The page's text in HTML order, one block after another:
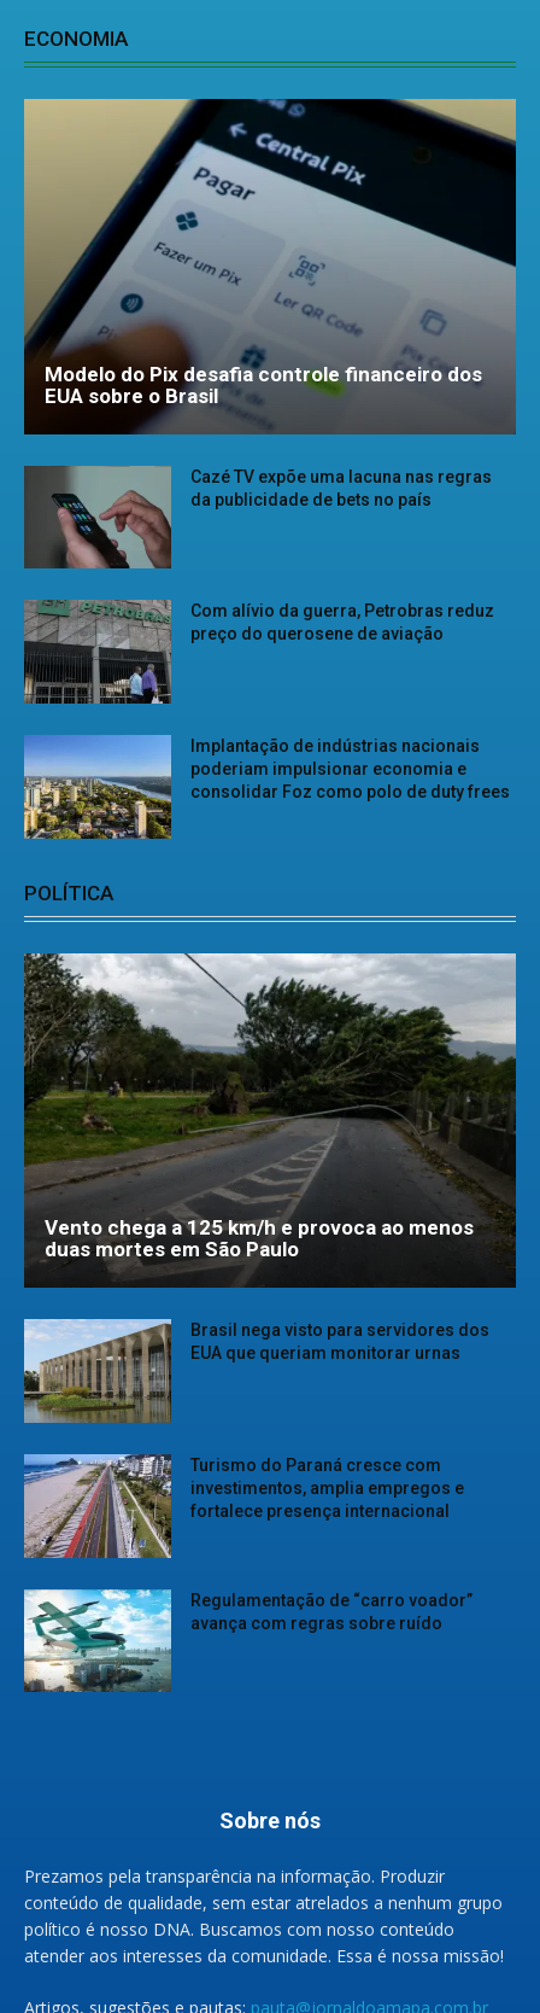
ECONOMIA
Modelo do Pix desafia controle financeiro dos
EUA sobre o Brasil
Cazé TV expõe uma lacuna nas regras
da publicidade de bets no país
Com alívio da guerra, Petrobras reduz
preço do querosene de aviação
Implantação de indústrias nacionais
poderiam impulsionar economia e
consolidar Foz como polo de duty frees
POLÍTICA
Vento chega a 125 km/h e provoca ao menos
duas mortes em São Paulo
Brasil nega visto para servidores dos
EUA que queriam monitorar urnas
Turismo do Paraná cresce com
investimentos, amplia empregos e
fortalece presença internacional
Regulamentação de “carro voador”
avança com regras sobre ruído
Sobre nós
Prezamos pela transparência na informação. Produzir
conteúdo de qualidade, sem estar atrelados a nenhum grupo
político é nosso DNA. Buscamos com nosso conteúdo
atender aos interesses da comunidade. Essa é nossa missão!
Artigos, sugestões e pautas: pauta@jornaldoamapa.com.br